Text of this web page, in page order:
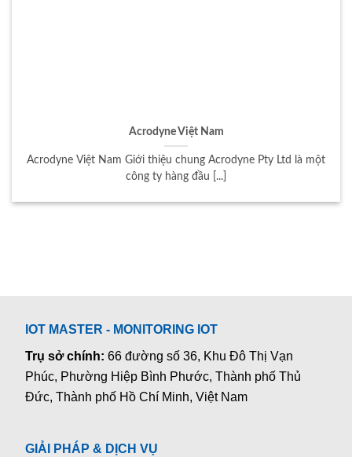
Acrodyne Việt Nam
Acrodyne Việt Nam Giới thiệu chung Acrodyne Pty Ltd là một
công ty hàng đầu [...]
IOT MASTER - MONITORING IOT
Trụ sở chính:66 đường số 36, Khu Đô Thị Vạn
Phúc, Phường Hiệp Bình Phước, Thành phố Thủ
Đức, Thành phố Hồ Chí Minh, Việt Nam
GIẢI PHÁP & DỊCH VỤ